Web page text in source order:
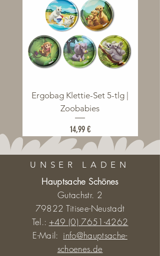
Ergobag Klettie-Set 5-tlg |
Zoobabies
Preis
14,99 €
UNSER LADEN
Hauptsache Schönes
Gutachstr. 2
79822 Titisee-Neustadt
Tel.: +49 (0) 7651-4262
E-Mail: info@hauptsache-
schoenes.de